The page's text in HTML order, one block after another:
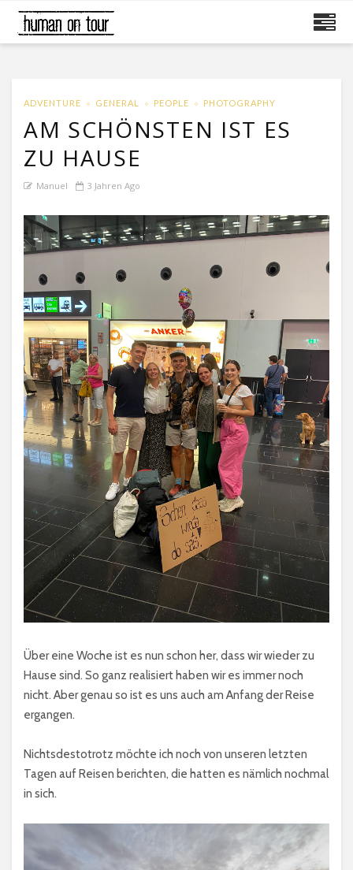
ADVENTURE GENERAL PEOPLE PHOTOGRAPHY
AM SCHÖNSTEN IST ES
ZU HAUSE
Manuel 3 Jahren Ago
Über eine Woche ist es nun schon her, dass wir wieder zu
Hause sind. So ganz realisiert haben wir es immer noch
nicht. Aber genau so ist es uns auch am Anfang der Reise
ergangen.
Nichtsdestotrotz möchte ich noch von unseren letzten
Tagen auf Reisen berichten, die hatten es nämlich nochmal
in sich.